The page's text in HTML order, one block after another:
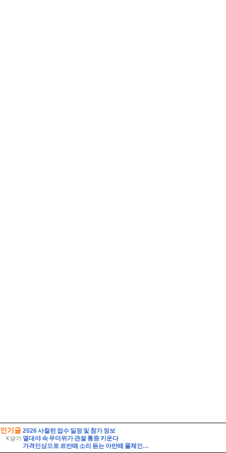
인기글
X 닫기
2026 사찰런 접수 일정 및 참가 정보
열대야 속 무더위가 관절 통증 키운다
가격인상으로 르반떼 소리 듣는 아반떼 풀체인지 사전예약 결과는 반전이었다